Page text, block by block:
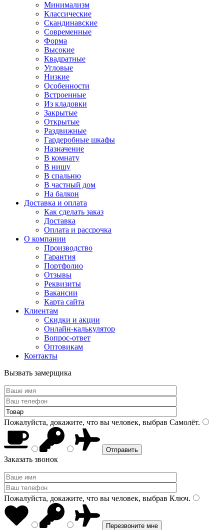
Минимализм
Классические
Скандинавские
Современные
Форма
Высокие
Квадратные
Угловые
Низкие
Особенности
Встроенные
Из кладовки
Закрытые
Открытые
Раздвижные
Гардеробные шкафы
Назначение
В комнату
В нишу
В спальню
В частный дом
На балкон
Доставка и оплата
Как сделать заказ
Доставка
Оплата и рассрочка
О компании
Производство
Гарантия
Портфолио
Отзывы
Реквизиты
Вакансии
Карта сайта
Клиентам
Скидки и акции
Онлайн-калькулятор
Вопрос-ответ
Оптовикам
Контакты
Вызвать замерщика
Пожалуйста, докажите, что вы человек, выбрав Самолёт.
Заказать звонок
Пожалуйста, докажите, что вы человек, выбрав Ключ.